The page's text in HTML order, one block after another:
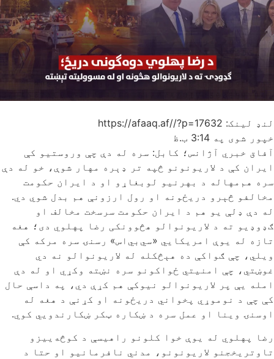
لنډ لینک: https://afaaq.af//?p=17632
خپور شوی په 3:14 ب.ظ
آفاق خبري آژانس؛ کابل: سره له دې چې وروستیو کې
ایران کې د لاریونونو څپه تر ډېره مهار شوې، خو له دې
سره هم‌مهاله د بهرنیو لوبغاړو او د ایران حکومت
مخالفو څېرو دریځونه او رول ارزونې هم بدل شوي دي.
له دې ډلې یو هم د ایران حکومت سرسخت مخالف او
ګډوډیو ته د لاریونوالو هڅوونکی رضا پهلوي دی؛ هغه
تازه له یوې امریکايي «سي‌بي‌اس» رسنۍ سره مرکه کې
ویلي، چې ګواکې ده هېڅکله له لاریونوالو نه دي
غوښتي، چې امنیتي ځواکونو سره نښته وکړي او له دې
امله یې پر لاریونوالو نیوکې هم کړې دي، په داسې حال
کې چې د نوموړي پخواني دریځونه او کړنې د هغه له
اوسنۍ وینا او عمل سره د ښکاره ټکر ښکارندویي کوي.
رضا پهلوي له یوې خوا کلونو راهیسې د کوڅه‌ییزو
تاوتریخجنو لاریونونو، مدني نافرمانیو او حتا د